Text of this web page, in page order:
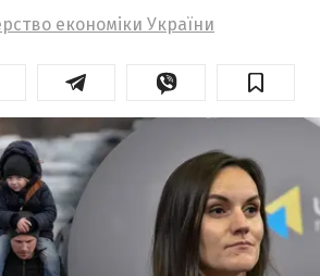
економіки України